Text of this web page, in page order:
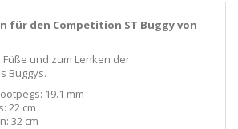
für den Competition ST Buggy von
und zum Lenken der
Buggys.
19.1 mm
22 cm
32 cm